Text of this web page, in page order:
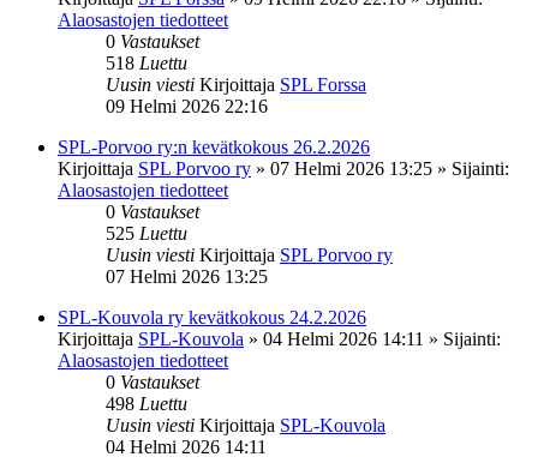
Alaosastojen tiedotteet
0 Vastaukset
518 Luettu
Uusin viesti Kirjoittaja SPL Forssa
09 Helmi 2026 22:16
SPL-Porvoo ry:n kevätkokous 26.2.2026
Kirjoittaja SPL Porvoo ry » 07 Helmi 2026 13:25 » Sijainti:
Alaosastojen tiedotteet
0 Vastaukset
525 Luettu
Uusin viesti Kirjoittaja SPL Porvoo ry
07 Helmi 2026 13:25
SPL-Kouvola ry kevätkokous 24.2.2026
Kirjoittaja SPL-Kouvola » 04 Helmi 2026 14:11 » Sijainti:
Alaosastojen tiedotteet
0 Vastaukset
498 Luettu
Uusin viesti Kirjoittaja SPL-Kouvola
04 Helmi 2026 14:11